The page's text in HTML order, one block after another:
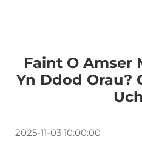
Faint O Amser
Yn Ddod Orau?
2025-11-03 10:00:00